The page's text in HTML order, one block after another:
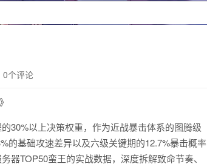
0个评论
30%以上决策权重，作为近战暴击体系的图腾级
的基础攻速差异以及六级关键期的12.7%暴击概率
器TOP50蛮王的实战数据，深度拆解致命节奏、